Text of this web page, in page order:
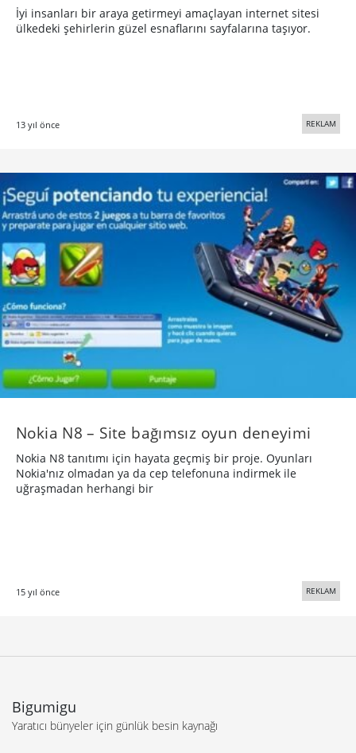
İyi insanları bir araya getirmeyi amaçlayan internet sitesi
ülkedeki şehirlerin güzel esnaflarını sayfalarına taşıyor.
13 yıl önce REKLAM
Nokia N8 – Site bağımsız oyun deneyimi
Nokia N8 tanıtımı için hayata geçmiş bir proje. Oyunları
Nokia'nız olmadan ya da cep telefonuna indirmek ile
uğraşmadan herhangi bir
15 yıl önce REKLAM
Bigumigu
Yaratıcı bünyeler için günlük besin kaynağı